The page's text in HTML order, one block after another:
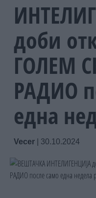
доби
ГОЛЕМ
РАДИО
една
Vecer 30.10.2024